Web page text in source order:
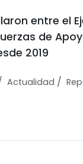
entre el
de
2019
Actualidad /